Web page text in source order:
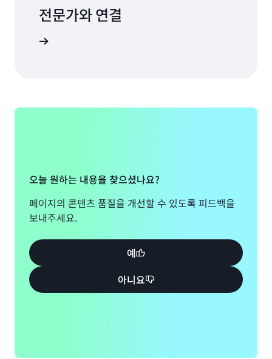
전문가와 연결
오늘 원하는 내용을 찾으셨나요?
페이지의 콘텐츠 품질을 개선할 수 있도록 피드백을
보내주세요.
예
아니요